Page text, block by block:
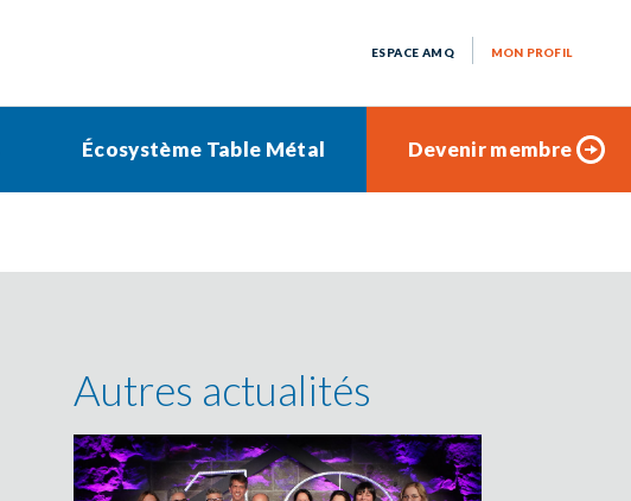
ESPACE AMQ MON PROFIL
Écosystème Table Métal Devenir membre
Autres actualités